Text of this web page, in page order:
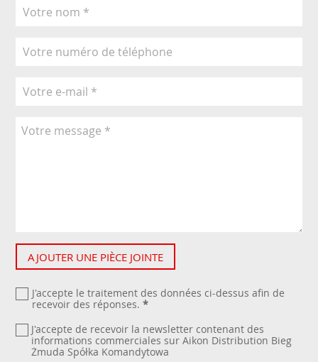
AJOUTER UNE PIÈCE JOINTE
J'accepte le traitement des données ci-dessus afin de
recevoir des réponses. *
J'accepte de recevoir la newsletter contenant des
informations commerciales sur Aikon Distribution Bieg
Żmuda Spółka Komandytowa